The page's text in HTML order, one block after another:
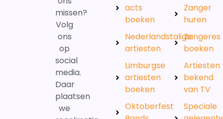
missen?
Volg
ons
op
social
media.
Daar
plaatsen
we
acts
boeken
Nederlandstalige
artiesten
Limburgse
artiesten
boeken
Oktoberfest
Zanger
huren
Zangeres
boeken
Artiesten
bekend
van TV
Speciale